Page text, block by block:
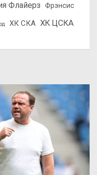
Флайерз Фрэнсис
ХК СКА ХК ЦСКА